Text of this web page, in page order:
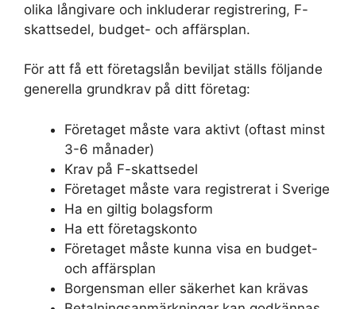
olika långivare och inkluderar registrering, F-
skattsedel, budget- och affärsplan.
För att få ett företagslån beviljat ställs följande
generella grundkrav på ditt företag:
Företaget måste vara aktivt (oftast minst
3-6 månader)
Krav på F-skattsedel
Företaget måste vara registrerat i Sverige
Ha en giltig bolagsform
Ha ett företagskonto
Företaget måste kunna visa en budget-
och affärsplan
Borgensman eller säkerhet kan krävas